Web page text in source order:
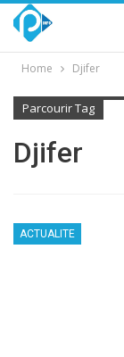
Home Djifer
Parcourir Tag
Djifer
ACTUALITE